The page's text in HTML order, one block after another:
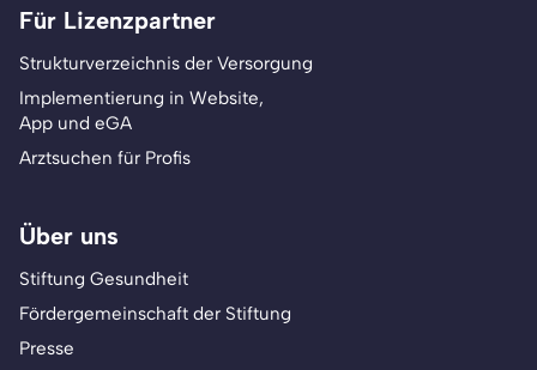
Für Lizenzpartner
Strukturverzeichnis der Versorgung
Implementierung in Website,
App und eGA
Arztsuchen für Profis
Über uns
Stiftung Gesundheit
Fördergemeinschaft der Stiftung
Presse